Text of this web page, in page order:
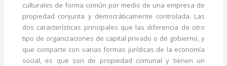
culturales de forma común por medio de una empresa de
propiedad conjunta y democráticamente controlada. Las
dos características principales que las diferencia de otro
tipo de organizaciones de capital privado o de gobierno, y
que comparte con varias formas jurídicas de la economía
social, es que son de propiedad comunal y tienen un